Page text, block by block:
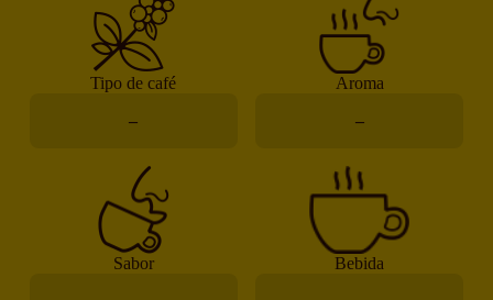
Tipo de café
–
Aroma
–
Sabor
Bebida